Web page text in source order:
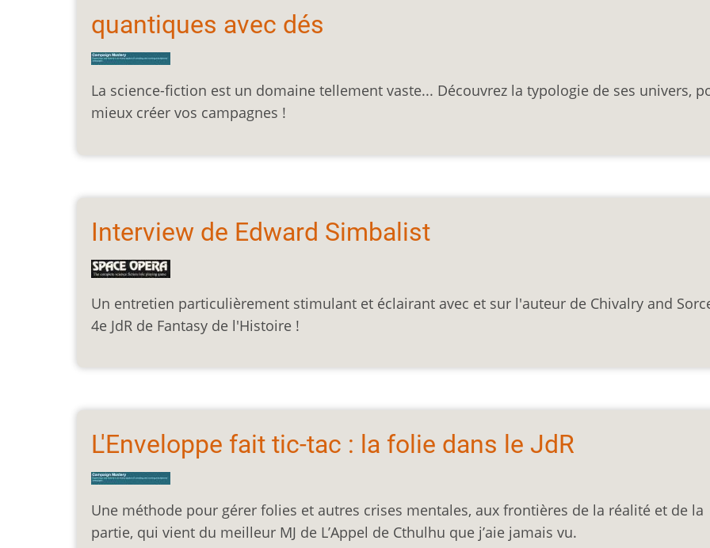
quantiques avec dés
La science-fiction est un domaine tellement vaste... Découvrez la typologie de ses univers,
mieux créer vos campagnes !
Interview de Edward Simbalist
Un entretien particulièrement stimulant et éclairant avec et sur l'auteur de Chivalry and
4e JdR de Fantasy de l'Histoire !
L'Enveloppe fait tic-tac : la folie dans le JdR
Une méthode pour gérer folies et autres crises mentales, aux frontières de la réalité et de la
partie, qui vient du meilleur MJ de L’Appel de Cthulhu que j’aie jamais vu.